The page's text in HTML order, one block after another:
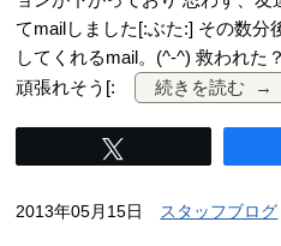
てmailしました[:ぶた:] その数分
してくれるmail。(^-^) 救われた
頑張れそう[:
続きを読む
2013年05月15日 スタッフブログ